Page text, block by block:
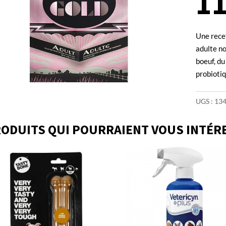
Une
adulte
boeuf,
UGS :
QUI POURRAIENT VOUS